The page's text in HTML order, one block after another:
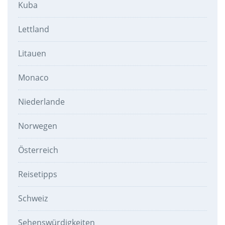
Kuba
Lettland
Litauen
Monaco
Niederlande
Norwegen
Österreich
Reisetipps
Schweiz
Sehenswürdigkeiten